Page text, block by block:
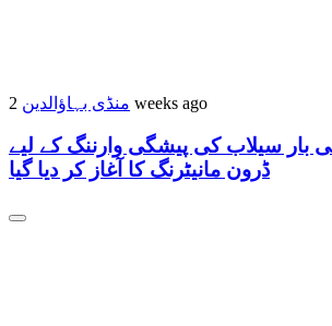
منڈی بہاؤالدین 2 weeks ago
بار سیلاب کی پیشگی وارننگ کے لیے
ڈرون مانیٹرنگ کا آغاز کر دیا گیا